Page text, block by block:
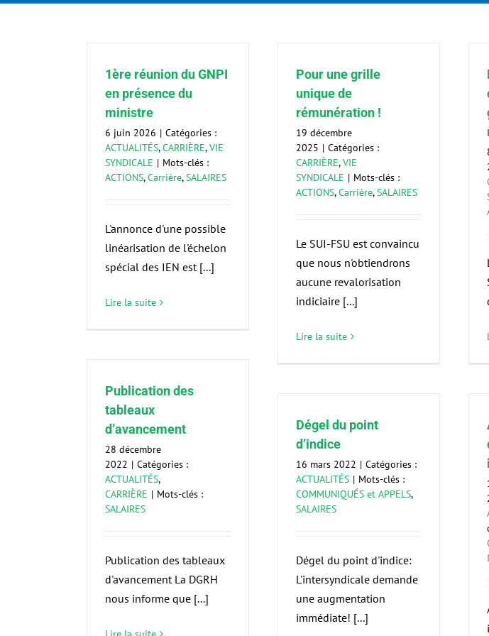
1ère réunion du GNPI
en présence du
ministre
6 juin 2026 | Catégories :
ACTUALITÉS,CARRIÈRE,VIE
SYNDICALE | Mots-clés :
ACTIONS,Carrière,SALAIRES
L'annonce d'une possible
linéarisation de l'échelon
spécial des IEN est [...]
Lire la suite
Pour une grille
unique de
rémunération !
19 décembre
2025 | Catégories :
CARRIÈRE,VIE
SYNDICALE | Mots-clés :
ACTIONS,Carrière,SALAIRES
Le SUI-FSU est convaincu
que nous n'obtiendrons
aucune revalorisation
indiciaire [...]
Lire la suite
Publication des
tableaux
d’avancement
28 décembre
2022 | Catégories :
ACTUALITÉS,
CARRIÈRE | Mots-clés :
SALAIRES
Publication des tableaux
d'avancement La DGRH
nous informe que [...]
Dégel du point
d’indice
16 mars 2022 | Catégories :
ACTUALITÉS | Mots-clés :
COMMUNIQUÉS et APPELS,
SALAIRES
Dégel du point d'indice:
L'intersyndicale demande
une augmentation
immédiate! [...]